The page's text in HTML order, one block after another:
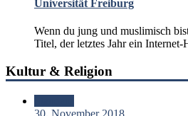
Universität Freiburg
Wenn du jung und muslimisch
Titel, der letztes Jahr ein
Kultur & Religion
30. November 2018